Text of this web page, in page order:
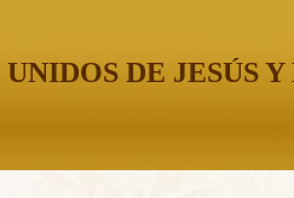
DE JESÚS